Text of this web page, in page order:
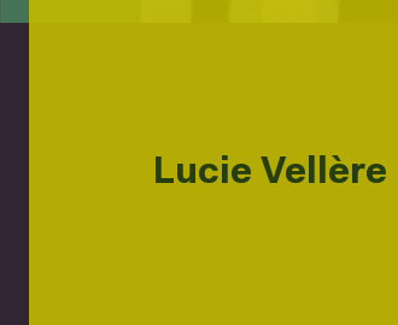
Lucie Vellère